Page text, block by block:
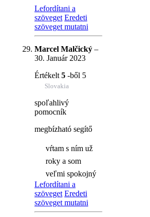
Lefordítani a
szöveget Eredeti
szöveget mutatni
Marcel Malčický –
30. Január 2023
Értékelt 5 -ből 5
Slovakia
spoľahlivý
pomocník
megbízható segítő
vŕtam s ním už
roky a som
veľmi spokojný
Lefordítani a
szöveget Eredeti
szöveget mutatni